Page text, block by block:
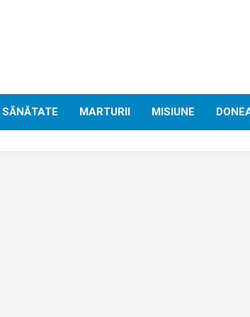
SĂNĂTATE MARTURII MISIUNE